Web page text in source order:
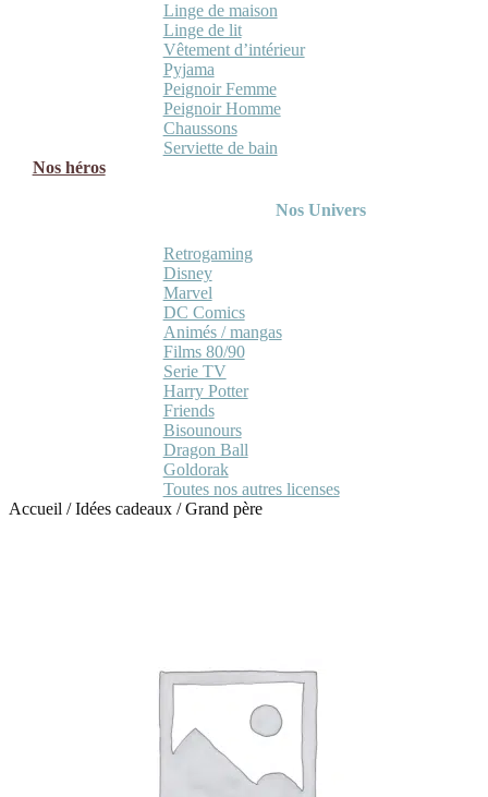
Linge de maison
Linge de lit
Vêtement d’intérieur
Pyjama
Peignoir Femme
Peignoir Homme
Chaussons
Serviette de bain
Nos héros
Nos Univers
Retrogaming
Disney
Marvel
DC Comics
Animés / mangas
Films 80/90
Serie TV
Harry Potter
Friends
Bisounours
Dragon Ball
Goldorak
Toutes nos autres licenses
Accueil /Idées cadeaux /Grand père